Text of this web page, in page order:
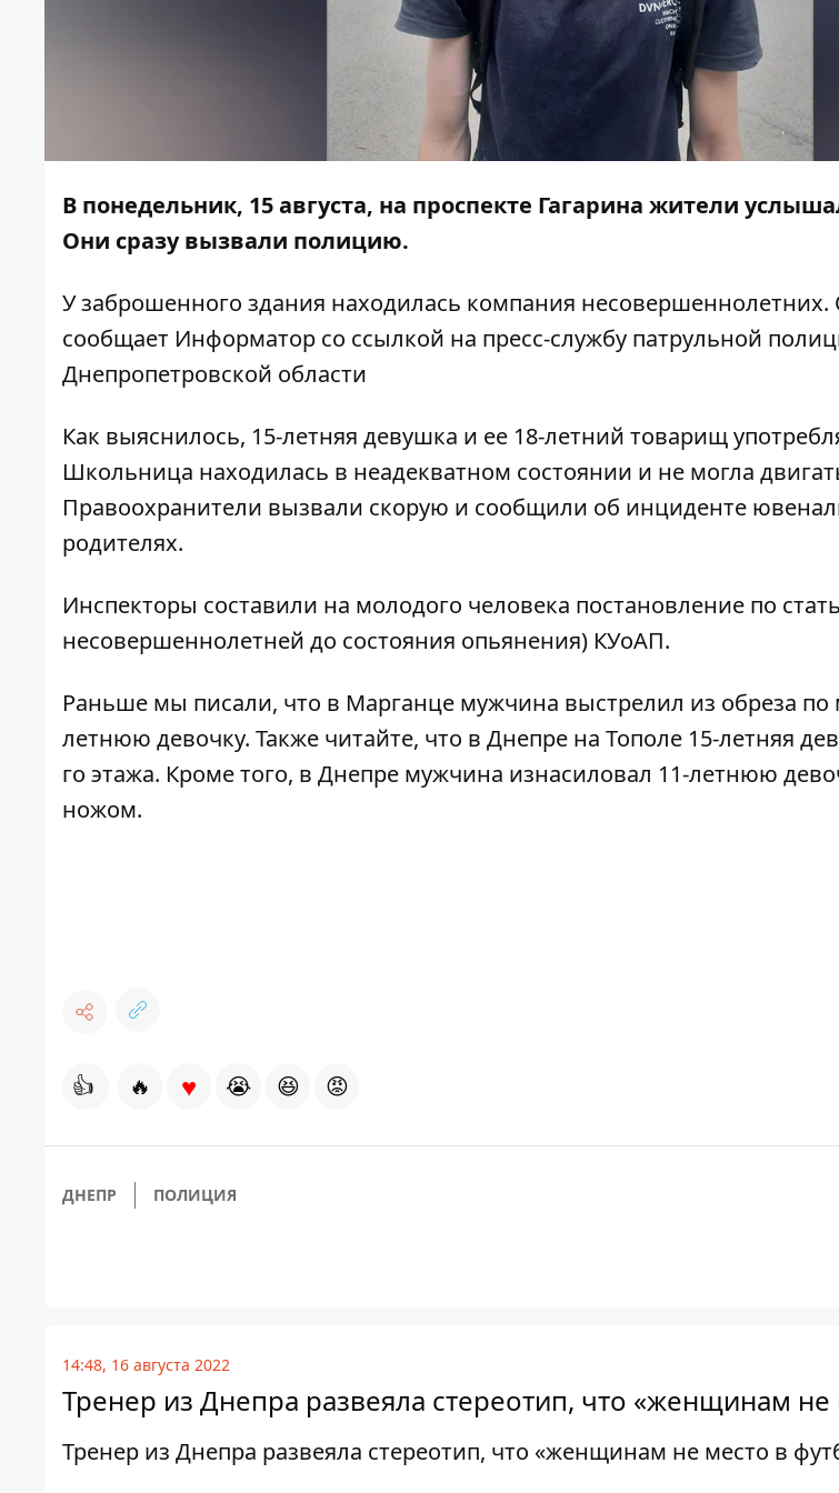
В понедельник, 15 августа, на проспекте Гагарина жители
Они сразу вызвали полицию.
У заброшенного здания находилась компания несовершеннолетних.
сообщает Информатор со ссылкой на пресс-службу патрульной
Днепропетровской области
Как выяснилось, 15-летняя девушка и ее 18-летний товарищ
Школьница находилась в неадекватном состоянии и не могла
Правоохранители вызвали скорую и сообщили об инциденте
родителях.
Инспекторы составили на молодого человека постановление по
несовершеннолетней до состояния опьянения) КУоАП.
Раньше мы писали, что в Марганце мужчина выстрелил из обреза
летнюю девочку. Также читайте, что в Днепре на Тополе 15-летняя
го этажа. Кроме того, в Днепре мужчина изнасиловал 11-летнюю
ножом.
👍 🔥 ♥ 😭 😆 😡
ДНЕПР ПОЛИЦИЯ
14:48, 16 августа 2022
Тренер из Днепра развеяла стереотип, что «женщинам не
Тренер из Днепра развеяла стереотип, что «женщинам не место в